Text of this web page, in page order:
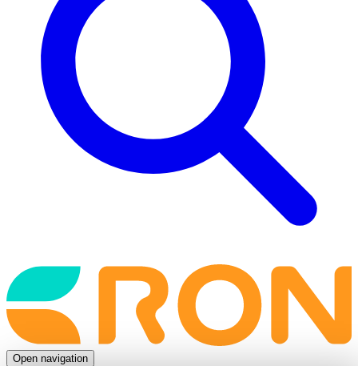
Back
to
frontpage
Open navigation